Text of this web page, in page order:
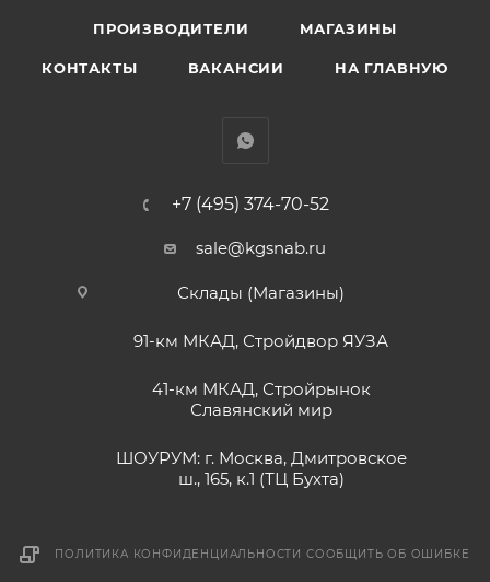
ПРОИЗВОДИТЕЛИ МАГАЗИНЫ
КОНТАКТЫ ВАКАНСИИ НА ГЛАВНУЮ
+7 (495) 374-70-52
sale@kgsnab.ru
Склады (Магазины)
91-км МКАД, Стройдвор ЯУЗА
41-км МКАД, Стройрынок
Славянский мир
ШОУРУМ: г. Москва, Дмитровское
ш., 165, к.1 (ТЦ Бухта)
ПОЛИТИКА КОНФИДЕНЦИАЛЬНОСТИ СООБЩИТЬ ОБ ОШИБКЕ